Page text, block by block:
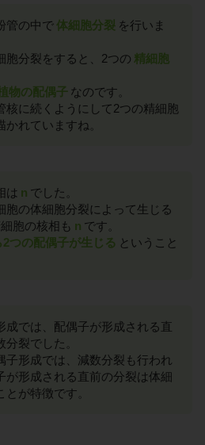
管の中で体細胞分裂 を行いま
胞分裂をすると、2つの 精細胞
物の配偶子 なのです。
核に続くようにして2つの精細胞
れていますね。
は n でした。
胞の体細胞分裂によって生じる
胞の核相も n です。
つの配偶子が生じる ということ
成では、配偶子が形成される直
裂でした。
子形成では、減数分裂も行われ
が形成される直前の分裂は体細
とが特徴です。